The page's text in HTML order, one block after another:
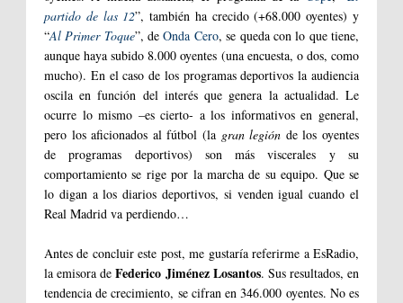
partido de las 12”, también ha crecido (+68.000 oyentes) y
“Al Primer Toque”, deOnda Cero, se queda con lo que tiene,
aunque haya subido 8.000 oyentes (una encuesta, o dos, como
mucho). En el caso de los programas deportivos la audiencia
oscila en función del interés que genera la actualidad. Le
ocurre lo mismo –es cierto- a los informativos en general,
pero los aficionados al fútbol (la gran legión de los oyentes
de programas deportivos) son más viscerales y su
comportamiento se rige por la marcha de su equipo. Que se
lo digan a los diarios deportivos, si venden igual cuando el
Real Madrid va perdiendo…
Antes de concluir este post, me gustaría referirme a EsRadio,
la emisora deFederico Jiménez Losantos. Sus resultados, en
tendencia de crecimiento, se cifran en 346.000 oyentes. No es